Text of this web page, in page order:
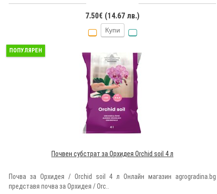
7.50€ (14.67 лв.)
Купи
ПОПУЛЯРЕН
Почвен субстрат за Орхидея Orchid soil 4 л
Почва за Орхидея / Orchid soil 4 л Онлайн магазин agrogradina.bg
представя почва за Орхидея / Orc..